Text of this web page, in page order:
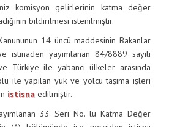
komisyon gelirlerinin katma değer
bildirilmesi istenilmiştir.
14 üncü maddesinin Bakanlar
istinaden yayımlanan 84/8889 sayılı
Türkiye ile yabancı ülkeler arasında
ile yapılan yük ve yolcu taşıma işleri
istisna edilmiştir.
33 Seri No. lu Katma Değer